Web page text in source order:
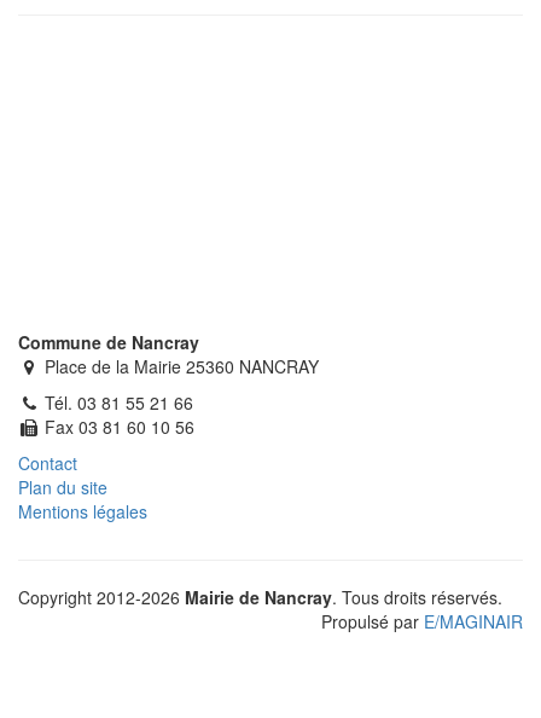
Commune de Nancray
Place de la Mairie 25360 NANCRAY
Tél. 03 81 55 21 66
Fax 03 81 60 10 56
Contact
Plan du site
Mentions légales
Copyright 2012-2026 Mairie de Nancray. Tous droits réservés.
Propulsé par E/MAGINAIR